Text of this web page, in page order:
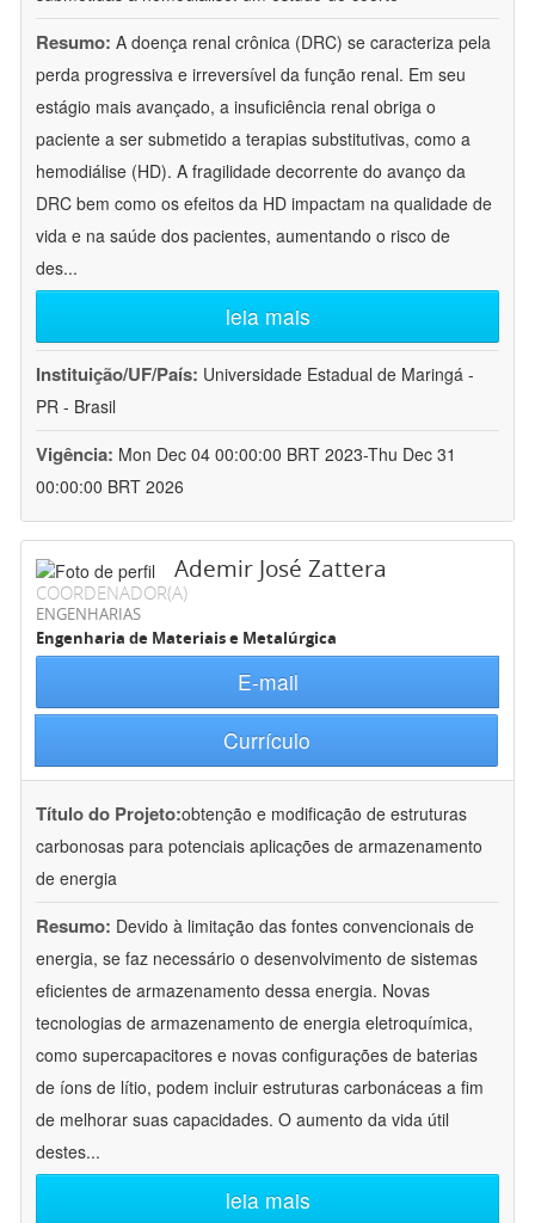
Resumo: A doença renal crônica (DRC) se caracteriza pela
perda progressiva e irreversível da função renal. Em seu
estágio mais avançado, a insuficiência renal obriga o
paciente a ser submetido a terapias substitutivas, como a
hemodiálise (HD). A fragilidade decorrente do avanço da
DRC bem como os efeitos da HD impactam na qualidade de
vida e na saúde dos pacientes, aumentando o risco de
des...
leia mais
Instituição/UF/País: Universidade Estadual de Maringá -
PR - Brasil
Vigência: Mon Dec 04 00:00:00 BRT 2023-Thu Dec 31
00:00:00 BRT 2026
Ademir José Zattera
COORDENADOR(A)
ENGENHARIAS
Engenharia de Materiais e Metalúrgica
E-mail
Currículo
Título do Projeto:obtenção e modificação de estruturas
carbonosas para potenciais aplicações de armazenamento
de energia
Resumo: Devido à limitação das fontes convencionais de
energia, se faz necessário o desenvolvimento de sistemas
eficientes de armazenamento dessa energia. Novas
tecnologias de armazenamento de energia eletroquímica,
como supercapacitores e novas configurações de baterias
de íons de lítio, podem incluir estruturas carbonáceas a fim
de melhorar suas capacidades. O aumento da vida útil
destes...
leia mais